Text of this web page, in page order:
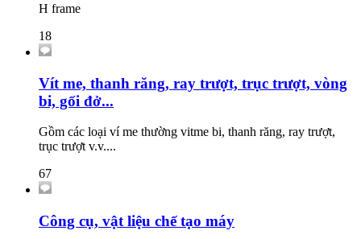
H frame
18
Vít me, thanh răng, ray trượt, trục trượt, vòng
bi, gối đở...
Gồm các loại ví me thường vitme bi, thanh răng, ray trượt,
trục trượt v.v....
67
Công cụ, vật liệu chế tạo máy